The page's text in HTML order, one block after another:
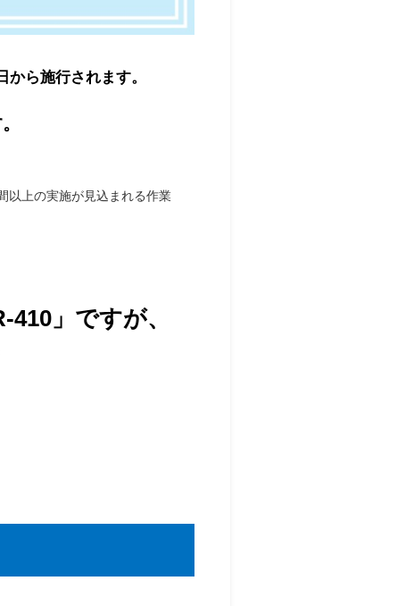
ら施行されます。
以上の実施が見込まれる作業
」ですが、